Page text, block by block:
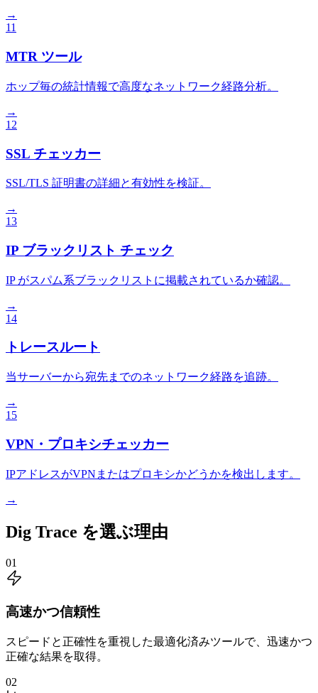
→
11
MTR ツール
ホップ毎の統計情報で高度なネットワーク経路分析。
→
12
SSL チェッカー
SSL/TLS 証明書の詳細と有効性を検証。
→
13
IP ブラックリスト チェック
IP がスパム系ブラックリストに掲載されているか確認。
→
14
トレースルート
当サーバーから宛先までのネットワーク経路を追跡。
→
15
VPN・プロキシチェッカー
IPアドレスがVPNまたはプロキシかどうかを検出します。
→
Dig Trace を選ぶ理由
01
高速かつ信頼性
スピードと正確性を重視した最適化済みツールで、迅速かつ
正確な結果を取得。
02